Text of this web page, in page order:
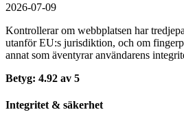
2026-07-09
Kontrollerar om webbplatsen har
utanför EU:s jurisdiktion, och om
annat som äventyrar användarens
Betyg: 4.92 av 5
Integritet & säkerhet